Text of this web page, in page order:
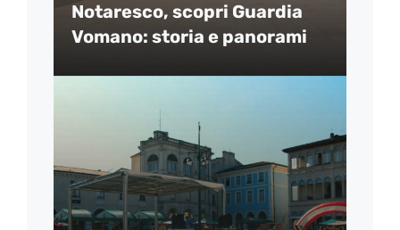
Notaresco, scopri Guardia
Vomano: storia e panorami